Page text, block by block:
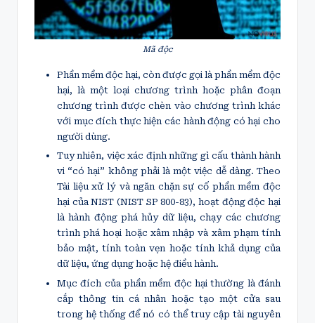
Mã độc
Phần mềm độc hại, còn được gọi là phần mềm độc
hại, là một loại chương trình hoặc phân đoạn
chương trình được chèn vào chương trình khác
với mục đích thực hiện các hành động có hại cho
người dùng.
Tuy nhiên, việc xác định những gì cấu thành hành
vi “có hại” không phải là một việc dễ dàng. Theo
Tài liệu xử lý và ngăn chặn sự cố phần mềm độc
hại của NIST (NIST SP 800-83), hoạt động độc hại
là hành động phá hủy dữ liệu, chạy các chương
trình phá hoại hoặc xâm nhập và xâm phạm tính
bảo mật, tính toàn vẹn hoặc tính khả dụng của
dữ liệu, ứng dụng hoặc hệ điều hành.
Mục đích của phần mềm độc hại thường là đánh
cắp thông tin cá nhân hoặc tạo một cửa sau
trong hệ thống để nó có thể truy cập tài nguyên